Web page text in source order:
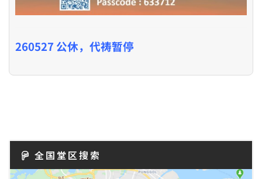
260527 公休，代祷暂停
全国堂区搜索